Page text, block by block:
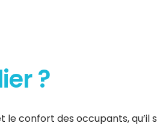
?
confort des occupants, qu’il